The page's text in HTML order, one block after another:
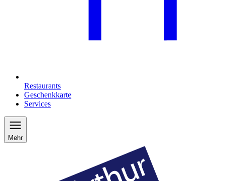
Restaurants
Geschenkkarte
Services
Mehr